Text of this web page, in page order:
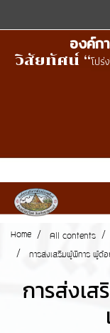
องค์ก
วิสัยทัศน์ “โป
Home All contents
การส่งเสริมผู้พิการ ผู้ด้อ
การส่งเ